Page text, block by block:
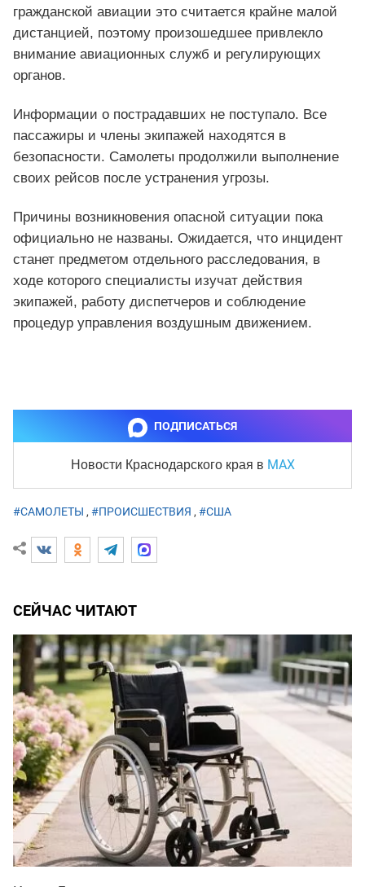
гражданской авиации это считается крайне малой
дистанцией, поэтому произошедшее привлекло
внимание авиационных служб и регулирующих
органов.
Информации о пострадавших не поступало. Все
пассажиры и члены экипажей находятся в
безопасности. Самолеты продолжили выполнение
своих рейсов после устранения угрозы.
Причины возникновения опасной ситуации пока
официально не названы. Ожидается, что инцидент
станет предметом отдельного расследования, в
ходе которого специалисты изучат действия
экипажей, работу диспетчеров и соблюдение
процедур управления воздушным движением.
ПОДПИСАТЬСЯ
Новости Краснодарского края в MAX
#САМОЛЕТЫ , #ПРОИСШЕСТВИЯ , #США
СЕЙЧАС ЧИТАЮТ